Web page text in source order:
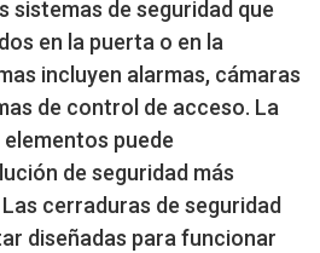
sistemas de seguridad que
en la puerta o en la
incluyen alarmas, cámaras
de control de acceso. La
puede
de seguridad más
cerraduras de seguridad
diseñadas para funcionar